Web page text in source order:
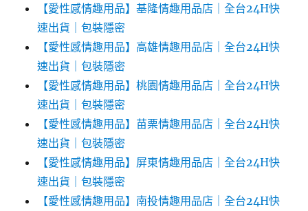
【愛性感情趣用品】基隆情趣用品店｜全台24H快
速出貨｜包裝隱密
【愛性感情趣用品】高雄情趣用品店｜全台24H快
速出貨｜包裝隱密
【愛性感情趣用品】桃園情趣用品店｜全台24H快
速出貨｜包裝隱密
【愛性感情趣用品】苗栗情趣用品店｜全台24H快
速出貨｜包裝隱密
【愛性感情趣用品】屏東情趣用品店｜全台24H快
速出貨｜包裝隱密
【愛性感情趣用品】南投情趣用品店｜全台24H快